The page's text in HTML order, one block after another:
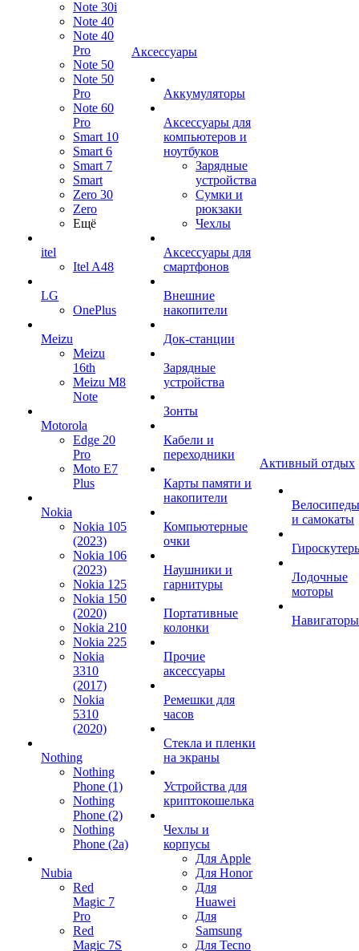
Note 30i
Note 40
Note 40
Pro
Note 50
Note 50
Pro
Note 60
Pro
Smart 10
Smart 6
Smart 7
Smart
Zero 30
Zero
Ещё
itel
Itel A48
LG
OnePlus
Meizu
Meizu
16th
Meizu M8
Note
Motorola
Edge 20
Pro
Moto E7
Plus
Nokia
Nokia 105
(2023)
Nokia 106
(2023)
Nokia 125
Nokia 150
(2020)
Nokia 210
Nokia 225
Nokia
3310
(2017)
Nokia
5310
(2020)
Nothing
Nothing
Phone (1)
Nothing
Phone (2)
Nothing
Phone (2a)
Nubia
Red
Magic 7
Pro
Red
Magic 7S
Аксессуары
Аккумуляторы
Аксессуары для
компьютеров и
ноутбуков
Зарядные
устройства
Сумки и
рюкзаки
Чехлы
Аксессуары для
смартфонов
Внешние
накопители
Док-станции
Зарядные
устройства
Зонты
Кабели и
переходники
Карты памяти и
накопители
Компьютерные
очки
Наушники и
гарнитуры
Портативные
колонки
Прочие
аксессуары
Ремешки для
часов
Стекла и пленки
на экраны
Устройства для
криптокошелька
Чехлы и
корпусы
Для Apple
Для Honor
Для
Huawei
Для
Samsung
Для Tecno
Активный отдых
Велосипеды
и самокаты
Лодочные
моторы
Навигаторы